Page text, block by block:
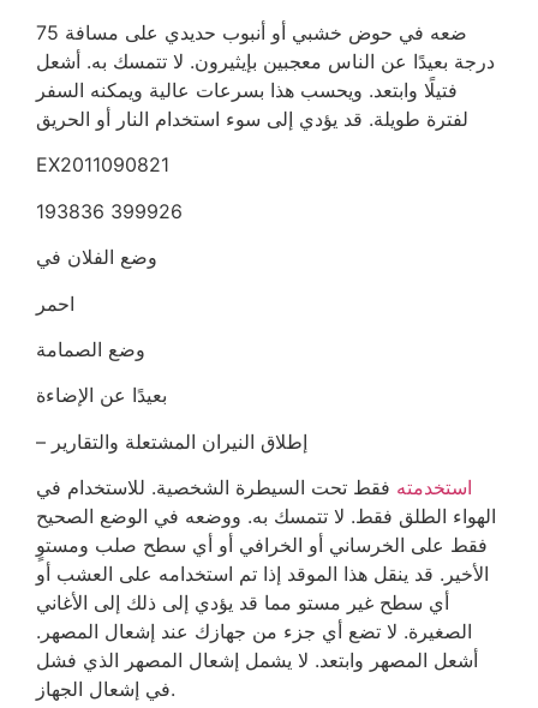
ضعه في حوض خشبي أو أنبوب حديدي على مسافة 75
درجة بعيدًا عن الناس معجبين بإيثيرون. لا تتمسك به. أشعل
فتيلًا وابتعد. ويحسب هذا بسرعات عالية ويمكنه السفر
لفترة طويلة. قد يؤدي إلى سوء استخدام النار أو الحريق
EX2011090821
193836 399926
وضع الفلان في
احمر
وضع الصمامة
– إطلاق النيران المشتعلة والتقارير
استخدمته فقط تحت السيطرة الشخصية. للاستخدام في
الهواء الطلق فقط. لا تتمسك به. ووضعه في الوضع الصحيح
فقط على الخرساني أو الخرافي أو أي سطح صلب ومستوٍ
الأخير. قد ينقل هذا الموقد إذا تم استخدامه على العشب أو
أي سطح غير مستو مما قد يؤدي إلى ذلك إلى الأغاني
الصغيرة. لا تضع أي جزء من جهازك عند إشعال المصهر.
أشعل المصهر وابتعد. لا يشمل إشعال المصهر الذي فشل
في إشعال الجهاز.